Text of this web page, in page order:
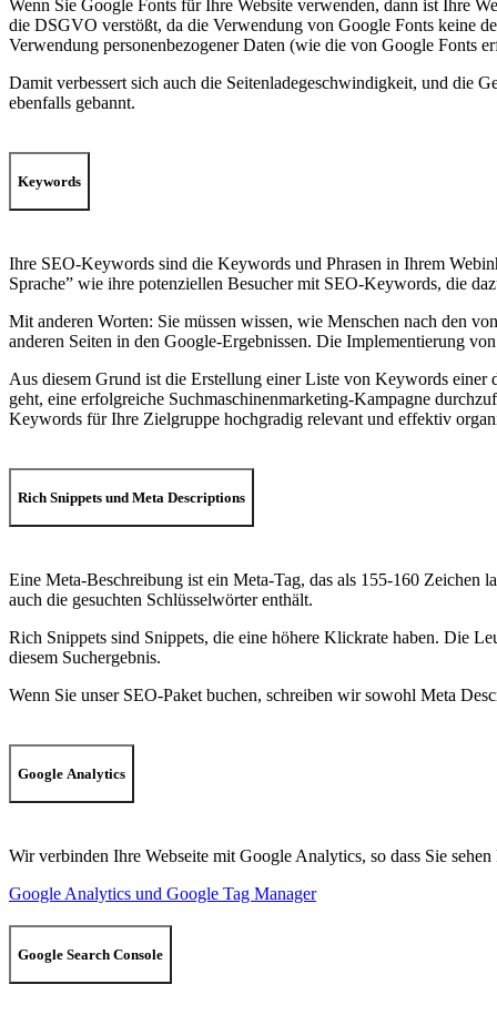
Wenn Sie Google Fonts für Ihre Website verwenden, dann ist Ihre
die DSGVO verstößt, da die Verwendung von Google Fonts keine
Verwendung personenbezogener Daten (wie die von Google Fonts
Damit verbessert sich auch die Seitenladegeschwindigkeit, und die
ebenfalls gebannt.
Keywords
Ihre SEO-Keywords sind die Keywords und Phrasen in Ihrem
Sprache” wie ihre potenziellen Besucher mit SEO-Keywords, die
Mit anderen Worten: Sie müssen wissen, wie Menschen nach den
anderen Seiten in den Google-Ergebnissen. Die Implementierung
Aus diesem Grund ist die Erstellung einer Liste von Keywords
geht, eine erfolgreiche Suchmaschinenmarketing-Kampagne
Keywords für Ihre Zielgruppe hochgradig relevant und effektiv
Rich Snippets und Meta Descriptions
Eine Meta-Beschreibung ist ein Meta-Tag, das als 155-160 Zeichen
auch die gesuchten Schlüsselwörter enthält.
Rich Snippets sind Snippets, die eine höhere Klickrate haben. Die
diesem Suchergebnis.
Wenn Sie unser SEO-Paket buchen, schreiben wir sowohl Meta
Google Analytics
Wir verbinden Ihre Webseite mit Google Analytics, so dass Sie
Google Analytics und Google Tag Manager
Google Search Console